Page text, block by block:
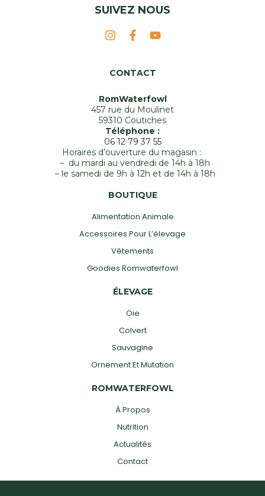
SUIVEZ NOUS
CONTACT
RomWaterfowl
457 rue du Moulinet
59310 Coutiches
Téléphone :
06 12 79 37 55
Horaires d’ouverture du magasin :
– du mardi au vendredi de 14h à 18h
– le samedi de 9h à 12h et de 14h à 18h
BOUTIQUE
Alimentation Animale
Accessoires Pour L’élevage
Vêtements
Goodies Romwaterfowl
ÉLEVAGE
Oie
Colvert
Sauvagine
Ornement Et Mutation
ROMWATERFOWL
À Propos
Nutrition
Actualités
Contact